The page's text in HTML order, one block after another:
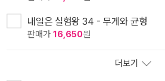
내일은 실험왕 34 - 무게와 균형
판매가 16,650원
더보기